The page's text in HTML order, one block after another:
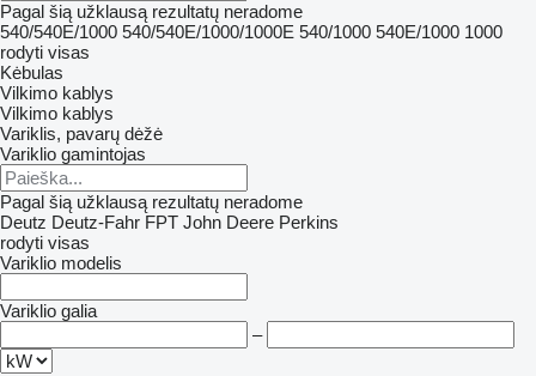
Pagal šią užklausą rezultatų neradome
540/540E/1000 540/540E/1000/1000E 540/1000 540E/1000 1000
rodyti visas
Kėbulas
Vilkimo kablys
Vilkimo kablys
Variklis, pavarų dėžė
Variklio gamintojas
Pagal šią užklausą rezultatų neradome
Deutz Deutz-Fahr FPT John Deere Perkins
rodyti visas
Variklio modelis
Variklio galia
–